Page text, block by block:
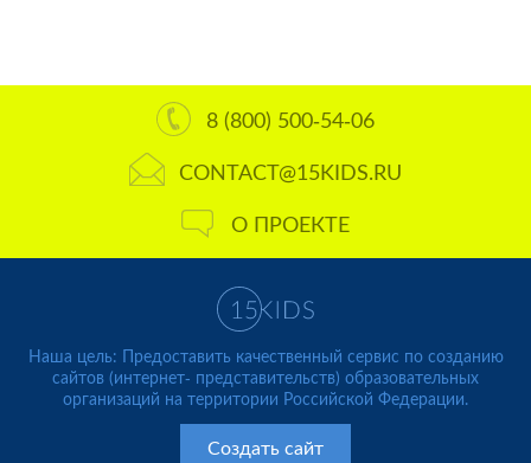
8 (800) 500-54-06
CONTACT@15KIDS.RU
О ПРОЕКТЕ
Наша цель: Предоставить качественный сервис по созданию
сайтов (интернет- представительств) образовательных
организаций на территории Российской Федерации.
Создать сайт